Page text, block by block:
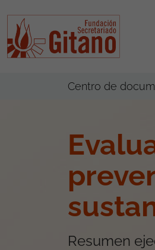
Centro de
Resumen